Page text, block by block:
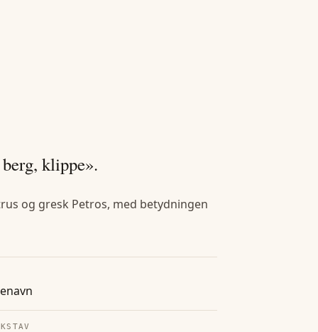
klippe».
og gresk Petros, med betydningen